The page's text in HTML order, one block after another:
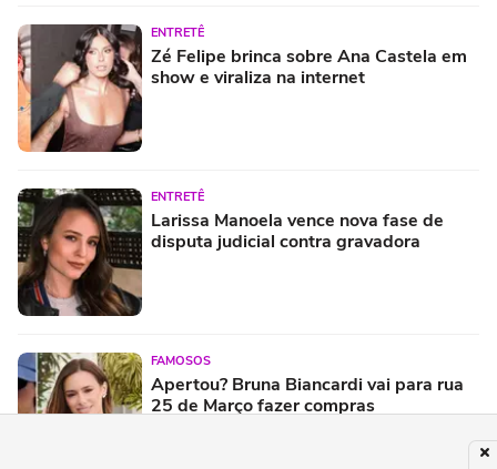
ENTRETÊ
Zé Felipe brinca sobre Ana Castela em
show e viraliza na internet
ENTRETÊ
Larissa Manoela vence nova fase de
disputa judicial contra gravadora
FAMOSOS
Apertou? Bruna Biancardi vai para rua
25 de Março fazer compras